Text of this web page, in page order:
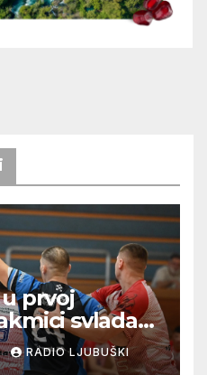
prvoj
svladao
37:32
RADIO LJUBUŠKI